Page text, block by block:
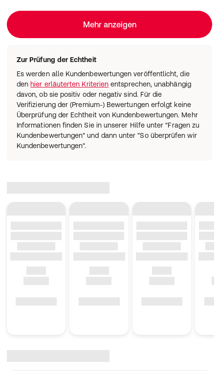
Mehr anzeigen
Zur Prüfung der Echtheit
Es werden alle Kundenbewertungen veröffentlicht, die
den hier erläuterten Kriterien entsprechen, unabhängig
davon, ob sie positiv oder negativ sind. Für die
Verifizierung der (Premium-) Bewertungen erfolgt keine
Überprüfung der Echtheit von Kundenbewertungen. Mehr
Informationen finden Sie in unserer Hilfe unter "Fragen zu
Kundenbewertungen" und dann unter "So überprüfen wir
Kundenbewertungen".